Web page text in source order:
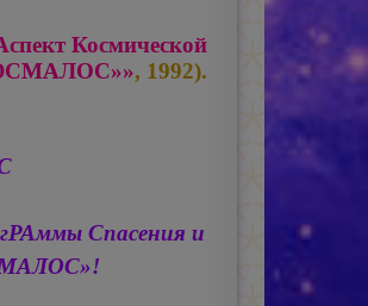
Космической
, 1992).
Спасения и